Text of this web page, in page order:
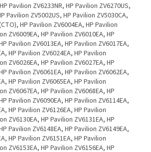
Pavilion ZV6233NR, HP Pavilion ZV6270US,
Pavilion ZV5002US, HP Pavilion ZV5030CA,
HP Pavilion ZV6004EA, HP Pavilion
ZV6009EA, HP Pavilion ZV6010EA, HP
Pavilion ZV6013EA, HP Pavilion ZV6017EA,
HP Pavilion ZV6024EA, HP Pavilion
ZV6026EA, HP Pavilion ZV6027EA, HP
Pavilion ZV6061EA, HP Pavilion ZV6062EA,
HP Pavilion ZV6065EA, HP Pavilion
ZV6067EA, HP Pavilion ZV6068EA, HP
Pavilion ZV6090EA, HP Pavilion ZV6114EA,
HP Pavilion ZV6126EA, HP Pavilion
ZV6130EA, HP Pavilion ZV6131EA, HP
Pavilion ZV6148EA, HP Pavilion ZV6149EA,
HP Pavilion ZV6151EA, HP Pavilion
ZV6153EA, HP Pavilion ZV6156EA, HP